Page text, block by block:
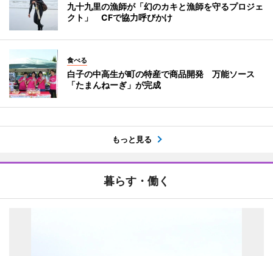
九十九里の漁師が「幻のカキと漁師を守るプロジェ
クト」 CFで協力呼びかけ
食べる
白子の中高生が町の特産で商品開発 万能ソース
「たまんねーぎ」が完成
もっと見る
暮らす・働く